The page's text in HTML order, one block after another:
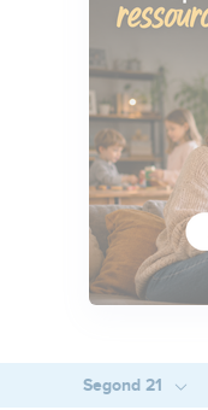
Segond 21